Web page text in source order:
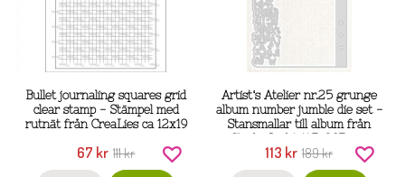
Bullet journaling squares grid
clear stamp - Stämpel med
rutnät från CreaLies ca 12x19
67 kr 111 kr
Artist‘s Atelier nr.25 grunge
album number jumble die set -
Stansmallar till album från
113 kr 189 kr